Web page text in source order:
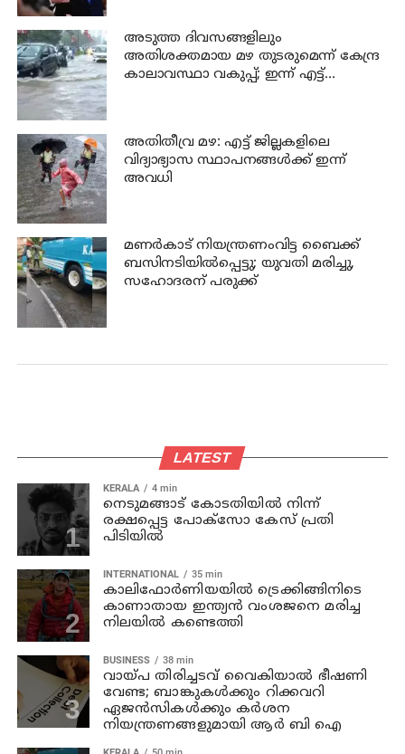
അടുത്ത ദിവസങ്ങളിലും
അതിശക്തമായ മഴ തുടരുമെന്ന് കേന്ദ്ര
കാലാവസ്ഥാ വകുപ്പ്; ഇന്ന് എട്ട്
അതിതീവ്ര മഴ: എട്ട് ജില്ലകളിലെ
വിദ്യാഭ്യാസ സ്ഥാപനങ്ങൾക്ക് ഇന്ന്
അവധി
മണര്‍കാട് നിയന്ത്രണംവിട്ട ബൈക്ക്
ബസിനടിയിൽപ്പെട്ടു; യുവതി മരിച്ചു,
സഹോദരന് പരുക്ക്
LATEST
KERALA 4 min
നെടുമങ്ങാട് കോടതിയില്‍ നിന്ന്
രക്ഷപ്പെട്ട പോക്‌സോ കേസ് പ്രതി
പിടിയില്‍
INTERNATIONAL 35 min
കാലിഫോര്‍ണിയയില്‍ ട്രെക്കിങ്ങിനിടെ
കാണാതായ ഇന്ത്യന്‍ വംശജനെ മരിച്ച
നിലയില്‍ കണ്ടെത്തി
BUSINESS 38 min
വായ്പ തിരിച്ചടവ് വൈകിയാൽ ഭീഷണി
വേണ്ട; ബാങ്കുകൾക്കും റിക്കവറി
ഏജൻസികൾക്കും കർശന
നിയന്ത്രണങ്ങളുമായി ആർ ബി ഐ